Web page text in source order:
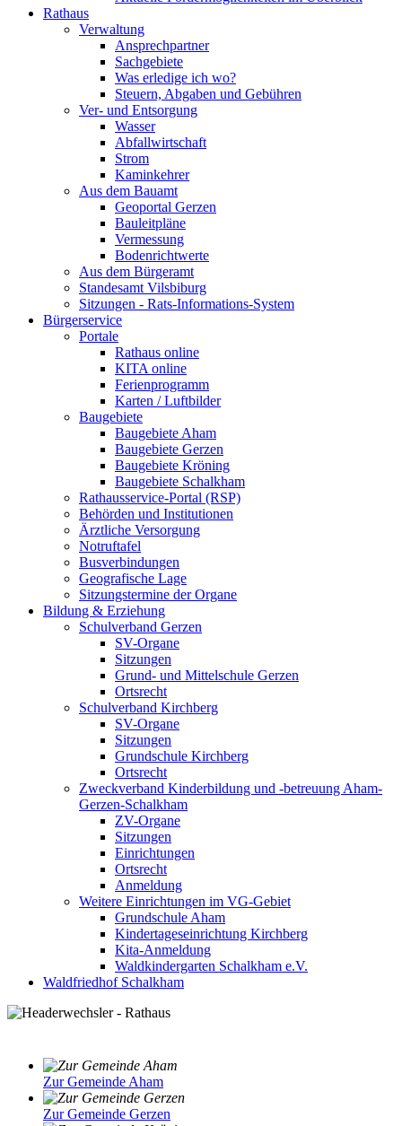
Rathaus
Verwaltung
Ansprechpartner
Sachgebiete
Was erledige ich wo?
Steuern, Abgaben und Gebühren
Ver- und Entsorgung
Wasser
Abfallwirtschaft
Strom
Kaminkehrer
Aus dem Bauamt
Geoportal Gerzen
Bauleitpläne
Vermessung
Bodenrichtwerte
Aus dem Bürgeramt
Standesamt Vilsbiburg
Sitzungen - Rats-Informations-System
Bürgerservice
Portale
Rathaus online
KITA online
Ferienprogramm
Karten / Luftbilder
Baugebiete
Baugebiete Aham
Baugebiete Gerzen
Baugebiete Kröning
Baugebiete Schalkham
Rathausservice-Portal (RSP)
Behörden und Institutionen
Ärztliche Versorgung
Notruftafel
Busverbindungen
Geografische Lage
Sitzungstermine der Organe
Bildung & Erziehung
Schulverband Gerzen
SV-Organe
Sitzungen
Grund- und Mittelschule Gerzen
Ortsrecht
Schulverband Kirchberg
SV-Organe
Sitzungen
Grundschule Kirchberg
Ortsrecht
Zweckverband Kinderbildung und -betreuung Aham-
Gerzen-Schalkham
ZV-Organe
Sitzungen
Einrichtungen
Ortsrecht
Anmeldung
Weitere Einrichtungen im VG-Gebiet
Grundschule Aham
Kindertageseinrichtung Kirchberg
Kita-Anmeldung
Waldkindergarten Schalkham e.V.
Waldfriedhof Schalkham
Zur Gemeinde Aham
Zur Gemeinde Gerzen